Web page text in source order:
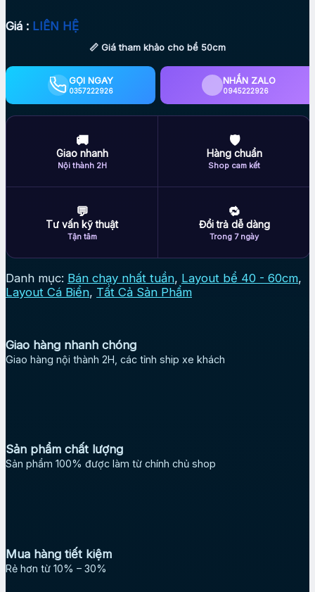
Giá : LIÊN HỆ
📏 Giá tham khảo cho bể 50cm
GỌI NGAY
0357222926
NHẮN ZALO
0945222926
🚚
Giao nhanh
Nội thành 2H
🛡
Hàng chuẩn
Shop cam kết
💬
Tư vấn kỹ thuật
Tận tâm
🔁
Đổi trả dễ dàng
Trong 7 ngày
Danh mục: Bán chạy nhất tuần, Layout bể 40 - 60cm,
Layout Cá Biển, Tất Cả Sản Phẩm
Giao hàng nhanh chóng
Giao hàng nội thành 2H, các tỉnh ship xe khách
Sản phẩm chất lượng
Sản phẩm 100% được làm từ chính chủ shop
Mua hàng tiết kiệm
Rẻ hơn từ 10% – 30%